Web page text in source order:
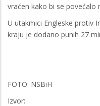
vraćen kako bi se povećalo
U utakmici Engleske protiv
kraju je dodano punih 27
FOTO: NSBiH
Izvor: